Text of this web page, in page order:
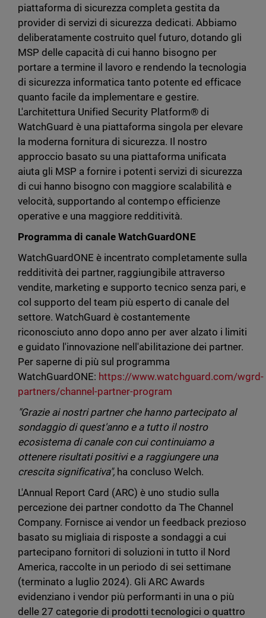
piattaforma di sicurezza completa gestita da
provider di servizi di sicurezza dedicati. Abbiamo
deliberatamente costruito quel futuro, dotando gli
MSP delle capacità di cui hanno bisogno per
portare a termine il lavoro e rendendo la tecnologia
di sicurezza informatica tanto potente ed efficace
quanto facile da implementare e gestire.
L'architettura Unified Security Platform® di
WatchGuard è una piattaforma singola per elevare
la moderna fornitura di sicurezza. Il nostro
approccio basato su una piattaforma unificata
aiuta gli MSP a fornire i potenti servizi di sicurezza
di cui hanno bisogno con maggiore scalabilità e
velocità, supportando al contempo efficienze
operative e una maggiore redditività.
Programma di canale WatchGuardONE
WatchGuardONE è incentrato completamente sulla
redditività dei partner, raggiungibile attraverso
vendite, marketing e supporto tecnico senza pari, e
col supporto del team più esperto di canale del
settore. WatchGuard è costantemente
riconosciuto anno dopo anno per aver alzato i limiti
e guidato l'innovazione nell'abilitazione dei partner.
Per saperne di più sul programma
WatchGuardONE: https://www.watchguard.com/wgrd-
partners/channel-partner-program
"Grazie ai nostri partner che hanno partecipato al
sondaggio di quest'anno e a tutto il nostro
ecosistema di canale con cui continuiamo a
ottenere risultati positivi e a raggiungere una
crescita significativa", ha concluso Welch.
L'Annual Report Card (ARC) è uno studio sulla
percezione dei partner condotto da The Channel
Company. Fornisce ai vendor un feedback prezioso
basato su migliaia di risposte a sondaggi a cui
partecipano fornitori di soluzioni in tutto il Nord
America, raccolte in un periodo di sei settimane
(terminato a luglio 2024). Gli ARC Awards
evidenziano i vendor più performanti in una o più
delle 27 categorie di prodotti tecnologici o quattro